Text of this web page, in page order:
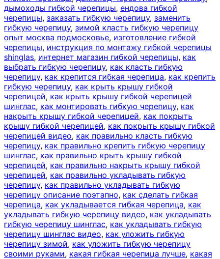
дымоходы гибкой черепицы, ендова гибкой
черепицы, заказать гибкую черепицу, заменить
гибкую черепицу, зимой класть гибкую черепицу
опыт москва подмосковье, изготовление гибкой
черепицы, инструкция по монтажу гибкой черепицы
shinglas, интернет магазин гибкой черепицы, как
выбрать гибкую черепицу, как класть гибкую
черепицу, как крепится гибкая черепица, как крепить
гибкую черепицу, как крыть крышу гибкой
черепицей, как крыть крышу гибкой черепицей
шинглас, как монтировать гибкую черепицу, как
накрыть крышу гибкой черепицей, как покрыть
крышу гибкой черепицей, как покрыть крышу гибкой
черепицей видео, как правильно класть гибкую
черепицу, как правильно крепить гибкую черепицу
шинглас, как правильно крыть крышу гибкой
черепицей, как правильно накрыть крышу гибкой
черепицей, как правильно укладывать гибкую
черепицу, как правильно укладывать гибкую
черепицу описание поэтапно, как сделать гибкая
черепица, как укладывается гибкая черепица, как
укладывать гибкую черепицу видео, как укладывать
гибкую черепицу шинглас, как укладывать гибкую
черепицу шинглас видео, как уложить гибкую
черепицу зимой, как уложить гибкую черепицу
своими руками, какая гибкая черепица лучше, какая